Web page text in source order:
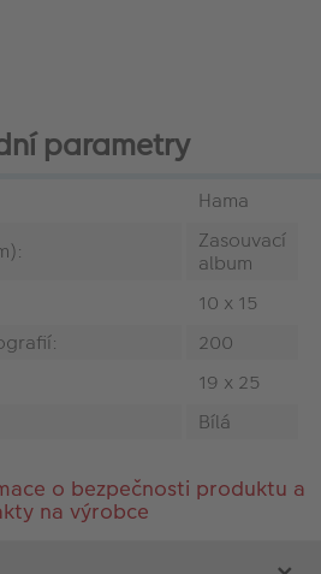
parametry
Hama
Zasouvací
album
10 x 15
200
19 x 25
Bílá
o bezpečnosti produktu a
na výrobce